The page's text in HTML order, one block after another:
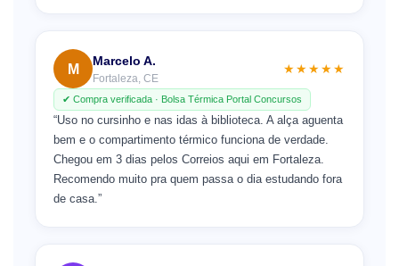
M
Marcelo A.
Fortaleza, CE
★★★★★
✔ Compra verificada · Bolsa Térmica Portal Concursos
“Uso no cursinho e nas idas à biblioteca. A alça aguenta
bem e o compartimento térmico funciona de verdade.
Chegou em 3 dias pelos Correios aqui em Fortaleza.
Recomendo muito pra quem passa o dia estudando fora
de casa.”